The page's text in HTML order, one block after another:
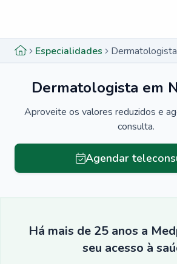
Especialidades
Dermatologista em
Aproveite os valores reduzidos e
consulta.
Agendar
Há mais de 25 anos a
seu acesso à